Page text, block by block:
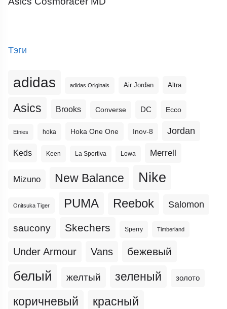
Тэги
adidas adidas Originals Air Jordan Altra
Asics Brooks Converse DC Ecco
Etnies hoka Hoka One One Inov-8 Jordan
Keds Keen La Sportiva Lowa Merrell
Mizuno New Balance Nike
Onitsuka Tiger PUMA Reebok Salomon
saucony Skechers Sperry Timberland
Under Armour Vans бежевый
белый желтый зеленый золото
коричневый красный